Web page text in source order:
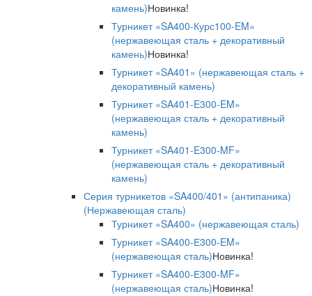
камень)Новинка!
Турникет «SA400-Курс100-EM»
(нержавеющая сталь + декоративный
камень)Новинка!
Турникет «SA401» (нержавеющая сталь +
декоративный камень)
Турникет «SA401-E300-EM»
(нержавеющая сталь + декоративный
камень)
Турникет «SA401-E300-MF»
(нержавеющая сталь + декоративный
камень)
Серия турникетов «SA400/401» (антипаника)
(Нержавеющая сталь)
Турникет «SA400» (нержавеющая сталь)
Турникет «SA400-Е300-EM»
(нержавеющая сталь)Новинка!
Турникет «SA400-Е300-MF»
(нержавеющая сталь)Новинка!